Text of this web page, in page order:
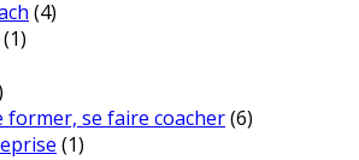
(4)
(1)
former, se faire coacher(6)
(1)